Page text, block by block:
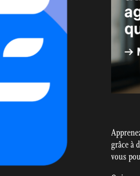
grâce à
vous